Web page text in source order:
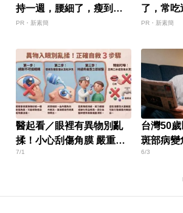
持一週，腰細了，瘦到你
懷疑人生
PR・新素簡
了，常吃
肚囊，瘦
PR・新素簡
醫起看／眼裡有異物別亂
揉！小心刮傷角膜 嚴重恐
失明
7/1
台灣50
斑部病變
分很關鍵
6/3